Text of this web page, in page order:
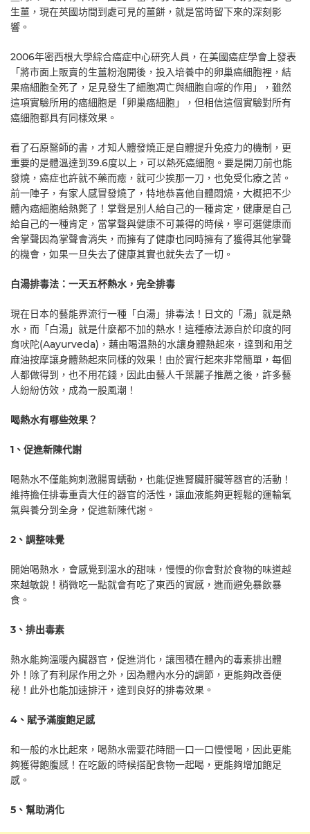
生薑，現在英國坊間到處可見的薑餅，就是當時留下來的深刻影
響。
2006年密西根大學綜合癌症中心研究人員，在美國癌症學會上發表
「將市面上販賣的生薑粉泡開後，投入培養中的卵巢癌細胞裡，結
果癌細胞全死了，足見發生了細胞凋亡與細胞自噬的作用」，雖然
這項實驗所用的癌細胞是「卵巢癌細胞」，但相信這個實驗對所有
癌細胞都具有同樣效果。
看了石原醫師的書，才知人體發燒正是自體提升免疫力的機制，更
重要的是體溫達到39.6度以上，可以熱死癌細胞。要是開刀前也能
發燒，癌症也許就不藥而癒，就可少挨那一刀，也免受化療之苦。
前一陣子，有家人感冒發燒了，特地恭喜他自體悶燒，大概把不少
體內癌細胞給熱斃了！掌聲是別人給自己的一種肯定，健康是自己
給自己的一種肯定，當掌聲與健康不可兼得的時候，寧可選健康而
舍掌聲因為掌聲會消失，而擁有了健康也同時擁有了獲得其他掌聲
的機會，如果一旦失去了健康其實也就失去了一切。
白湯排毒法：一天五杯熱水，完全排毒
現在日本的藝能界流行一種「白湯」排毒法！日文的「湯」就是熱
水，而「白湯」就是什麼都不加的熱水！這種療法源自於印度的阿
育吠陀(Aayurveda)，藉由喝溫熱的水讓身體熱起來，達到和用芝
麻油按摩讓身體熱起來同樣的效果！由於實行起來非常簡單，每個
人都做得到，也不用花錢，因此由藝人千葉麗子推薦之後，許多藝
人紛紛仿效，成為一股風潮！
喝熱水有哪些效果？
1 、促進新陳代謝
喝熱水不僅能夠刺激腸胃蠕動，也能促進腎臟肝臟等器官的活動！
維持擔任排毒重責大任的器官的活性，讓血液能夠更輕鬆的運輸氧
氣與養分到全身，促進新陳代謝。
2 、調整味覺
開始喝熱水，會感覺到溫水的甜味，慢慢的你會對於食物的味道越
來越敏銳！稍微吃一點就會有吃了東西的實感，進而避免暴飲暴
食。
3 、排出毒素
熱水能夠溫暖內臟器官，促進消化，讓囤積在體內的毒素排出體
外！除了有利尿作用之外，因為體內水分的調節，更能夠改善便
秘！此外也能加速排汗，達到良好的排毒效果。
4 、賦予滿腹飽足感
和一般的水比起來，喝熱水需要花時間一口一口慢慢喝，因此更能
夠獲得飽腹感！在吃飯的時候搭配食物一起喝，更能夠增加飽足
感。
5 、幫助消化